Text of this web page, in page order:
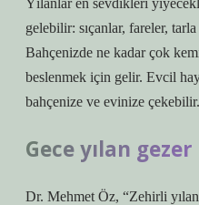
Yılanlar en sevdikleri
gelebilir: sıçanlar, fareler,
Bahçenizde ne kadar çok
beslenmek için gelir. Evcil
bahçenize ve evinize çekebilir.
Gece yılan
Dr. Mehmet Öz, “Zehirli